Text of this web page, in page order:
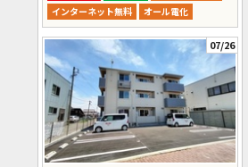
インターネット無料
オール電化
07/26